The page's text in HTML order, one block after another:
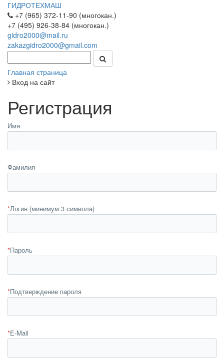
ГИДРОТЕХМАШ
+7 (965) 372-11-90 (многокан.)
+7 (495) 926-38-84 (многокан.)
gidro2000@mail.ru
zakazgidro2000@gmail.com
Главная страница
Вход на сайт
Регистрация
Имя
Фамилия
*Логин (минимум 3 символа)
*Пароль
*Подтверждение пароля
*E-Mail